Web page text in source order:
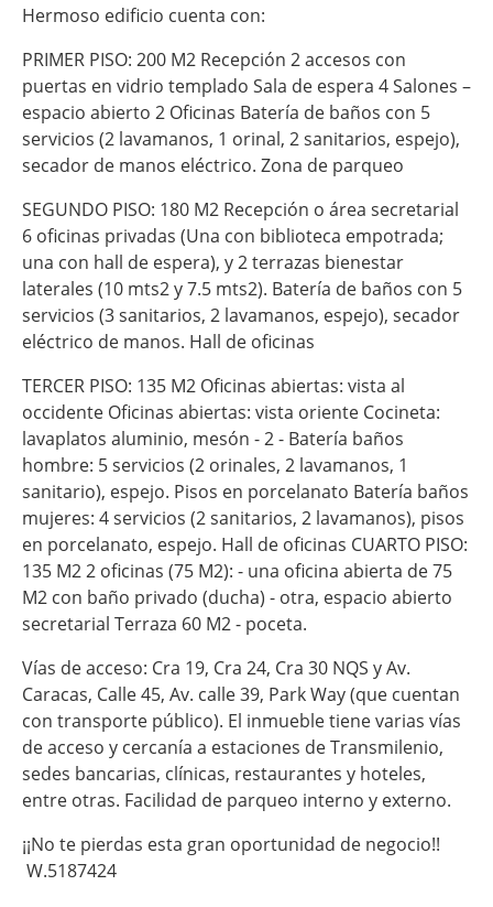
Hermoso edificio cuenta con:
PRIMER PISO: 200 M2 Recepción 2 accesos con
puertas en vidrio templado Sala de espera 4 Salones –
espacio abierto 2 Oficinas Batería de baños con 5
servicios (2 lavamanos, 1 orinal, 2 sanitarios, espejo),
secador de manos eléctrico. Zona de parqueo
SEGUNDO PISO: 180 M2 Recepción o área secretarial
6 oficinas privadas (Una con biblioteca empotrada;
una con hall de espera), y 2 terrazas bienestar
laterales (10 mts2 y 7.5 mts2). Batería de baños con 5
servicios (3 sanitarios, 2 lavamanos, espejo), secador
eléctrico de manos. Hall de oficinas
TERCER PISO: 135 M2 Oficinas abiertas: vista al
occidente Oficinas abiertas: vista oriente Cocineta:
lavaplatos aluminio, mesón - 2 - Batería baños
hombre: 5 servicios (2 orinales, 2 lavamanos, 1
sanitario), espejo. Pisos en porcelanato Batería baños
mujeres: 4 servicios (2 sanitarios, 2 lavamanos), pisos
en porcelanato, espejo. Hall de oficinas CUARTO PISO:
135 M2 2 oficinas (75 M2): - una oficina abierta de 75
M2 con baño privado (ducha) - otra, espacio abierto
secretarial Terraza 60 M2 - poceta.
Vías de acceso: Cra 19, Cra 24, Cra 30 NQS y Av.
Caracas, Calle 45, Av. calle 39, Park Way (que cuentan
con transporte público). El inmueble tiene varias vías
de acceso y cercanía a estaciones de Transmilenio,
sedes bancarias, clínicas, restaurantes y hoteles,
entre otras. Facilidad de parqueo interno y externo.
¡¡No te pierdas esta gran oportunidad de negocio!!
W.5187424